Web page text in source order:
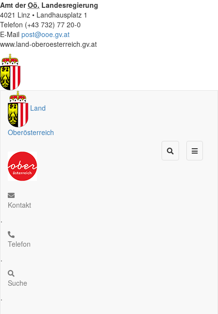
Amt derOö. Landesregierung
4021 Linz • Landhausplatz 1
Telefon (+43 732) 77 20-0
E-Mail post@ooe.gv.at
www.land-oberoesterreich.gv.at
Land
Oberösterreich
Kontakt
.
Telefon
.
Suche
.